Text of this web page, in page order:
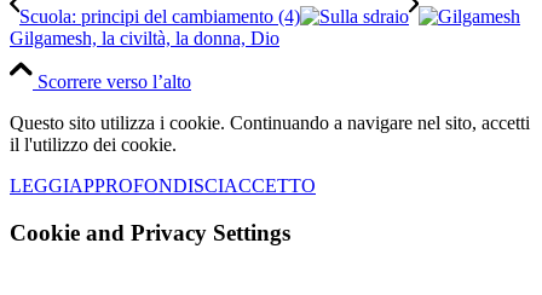
Scuola: principi del cambiamento (4)
Gilgamesh, la civiltà, la donna, Dio
Scorrere verso l’alto
Questo sito utilizza i cookie. Continuando a navigare nel sito, accetti
il l'utilizzo dei cookie.
LEGGIAPPROFONDISCIACCETTO
Cookie and Privacy Settings